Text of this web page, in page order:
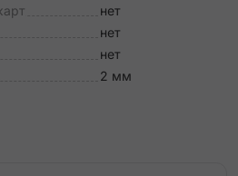
нет
нет
нет
2 мм